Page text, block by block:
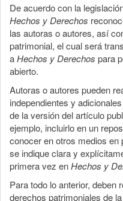
De acuerdo con la
Hechos y Derechos
las autoras o autores, así
patrimonial, el cual será
aHechos y Derechos para
abierto.
Autoras o autores pueden
independientes y
de la versión del artículo
ejemplo, incluirlo en un
conocer en otros medios
se indique clara y
primera vez enHechos y
Para todo lo anterior, deben
derechos patrimoniales de